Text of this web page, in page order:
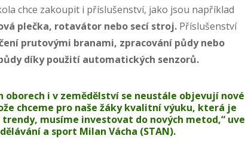
chce zakoupit i příslušenství, jako jsou například
plečka, rotavátor nebo secí stroj. Příslušenství
prutovými branami, zpracování půdy nebo
díky použití automatických senzorů.
oborech i v zemědělství se neustále objevují nové
chceme pro naše žáky kvalitní výuku, která je
musíme investovat do nových metod,“
a sport Milan Vácha (STAN).